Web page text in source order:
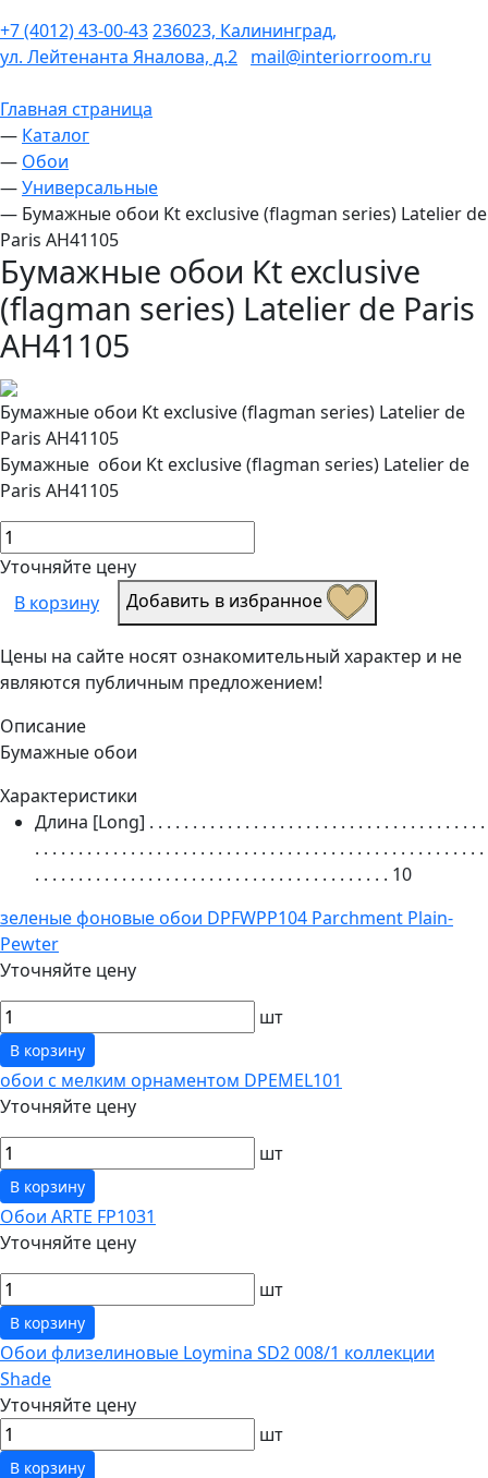
+7 (4012) 43-00-43236023, Калининград,
ул. Лейтенанта Яналова, д.2 mail@interiorroom.ru
Главная страница
— Каталог
— Обои
—Универсальные
— Бумажные обои Kt exclusive (flagman series) Latelier de
Paris AH41105
Бумажные обои Kt exclusive
(flagman series) Latelier de Paris
AH41105
Бумажные обои Kt exclusive (flagman series) Latelier de
Paris AH41105
Бумажные обои Kt exclusive (flagman series) Latelier de
Paris AH41105
Уточняйте цену
В корзину
Добавить в избранное
Цены на сайте носят ознакомительный характер и не
являются публичным предложением!
Описание
Бумажные обои
Характеристики
Длина [Long] . . . . . . . . . . . . . . . . . . . . . . . . . . . . . . . . . . . . . . .
. . . . . . . . . . . . . . . . . . . . . . . . . . . . . . . . . . . . . . . . . . . . . . . . . . . .
. . . . . . . . . . . . . . . . . . . . . . . . . . . . . . . . . . . . . . . . . 10
зеленые фоновые обои DPFWPP104 Parchment Plain-
Pewter
Уточняйте цену
шт
В корзину
обои с мелким орнаментом DPEMEL101
Уточняйте цену
шт
В корзину
Обои ARTE FP1031
Уточняйте цену
шт
В корзину
Обои флизелиновые Loymina SD2 008/1 коллекции
Shade
Уточняйте цену
шт
В корзину